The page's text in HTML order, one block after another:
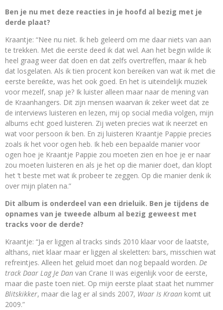
Ben je nu met deze reacties in je hoofd al bezig met je
derde plaat?
Kraantje: “Nee nu niet. Ik heb geleerd om me daar niets van aan
te trekken. Met die eerste deed ik dat wel. Aan het begin wilde ik
heel graag weer dat doen en dat zelfs overtreffen, maar ik heb
dat losgelaten. Als ik tien procent kon bereiken van wat ik met die
eerste bereikte, was het ook goed. En het is uiteindelijk muziek
voor mezelf, snap je? Ik luister alleen maar naar de mening van
de Kraanhangers. Dit zijn mensen waarvan ik zeker weet dat ze
de interviews luisteren en lezen, mij op social media volgen, mijn
albums echt goed luisteren. Zij weten precies wat ik neerzet en
wat voor persoon ik ben. En zij luisteren Kraantje Pappie precies
zoals ik het voor ogen heb. Ik heb een bepaalde manier voor
ogen hoe je Kraantje Pappie zou moeten zien en hoe je er naar
zou moeten luisteren en als je het op die manier doet, dan klopt
het ‘t beste met wat ik probeer te zeggen. Op die manier denk ik
over mijn platen na.”
Dit album is onderdeel van een drieluik. Ben je tijdens de
opnames van je tweede album al bezig geweest met
tracks voor de derde?
Kraantje: “Ja er liggen al tracks sinds 2010 klaar voor de laatste,
althans, niet klaar maar er liggen al skeletten: bars, misschien wat
refreintjes. Alleen het geluid moet dan nog bepaald worden. De
track Daar Lag Je Dan van Crane II was eigenlijk voor de eerste,
maar die paste toen niet. Op mijn eerste plaat staat het nummer
Blitskikker, maar die lag er al sinds 2007, Waar Is Kraan komt uit
2009.”